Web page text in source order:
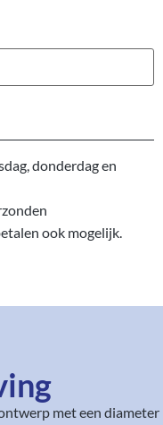
donderdag en
ook mogelijk.
met een diameter